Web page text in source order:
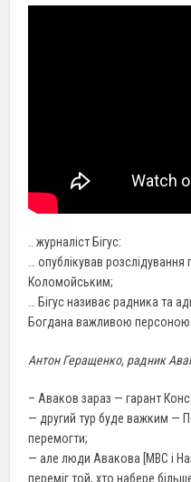
.. журналіст Бігус:
… опублікував
Коломойським;
… Бігус називає радника та
Богдана важливою персоною
Антон Геращенко, радник
– Аваков зараз — гарант
— другий тур буде важким —
перемогти;
— але люди Авакова [МВС і
переміг той, хто набере